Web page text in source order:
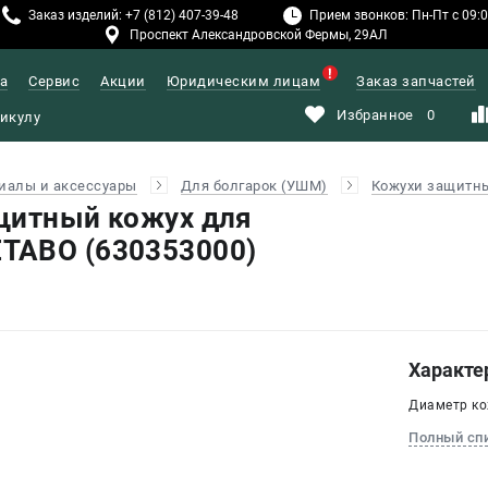
Заказ изделий: +7 (812) 407-39-48
Прием звонков: Пн-Пт с
Проспект Александровской Фермы, 29АЛ
Сервис Акции Юридическим лицам Заказ запчастей
Избранное 0
и аксессуары Для болгарок (УШМ) Кожухи
кожух для
(630353000)
Диаметр
Полный